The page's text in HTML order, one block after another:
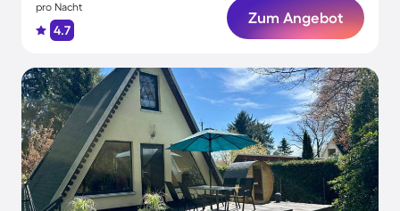
pro Nacht
4.7
Zum Angebot